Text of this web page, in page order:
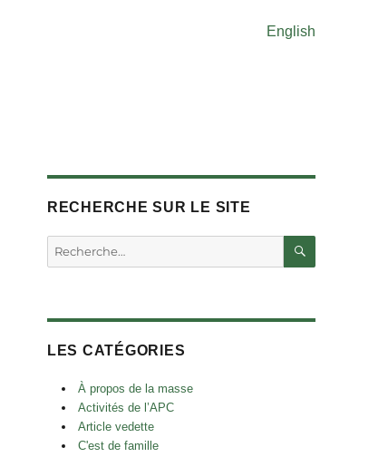
English
RECHERCHE SUR LE SITE
Rechercher :
LES CATÉGORIES
À propos de la masse
Activités de l’APC
Article vedette
C'est de famille